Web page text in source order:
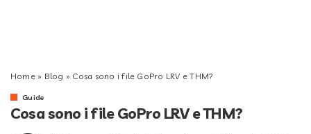
Home» Blog » Cosa sono i file GoPro LRV e THM?
Guide
Cosa sono i file GoPro LRV e THM?